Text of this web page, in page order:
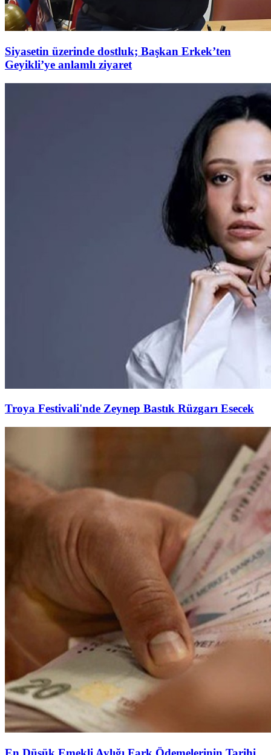
Siyasetin üzerinde dostluk; Başkan Erkek’ten
Geyikli’ye anlamlı ziyaret
Troya Festivali'nde Zeynep Bastık Rüzgarı Esecek